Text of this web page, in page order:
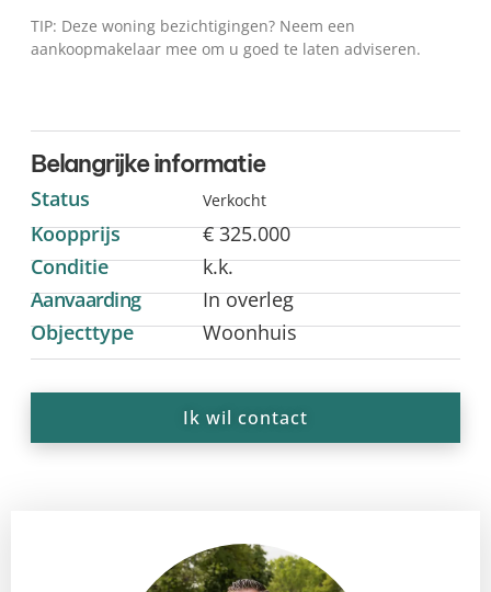
TIP: Deze woning bezichtigingen? Neem een
aankoopmakelaar mee om u goed te laten adviseren.
Belangrijke informatie
Status Verkocht
Koopprijs
€ 325.000
Conditie
k.k.
Aanvaarding
In overleg
Objecttype
Woonhuis
Ik wil contact